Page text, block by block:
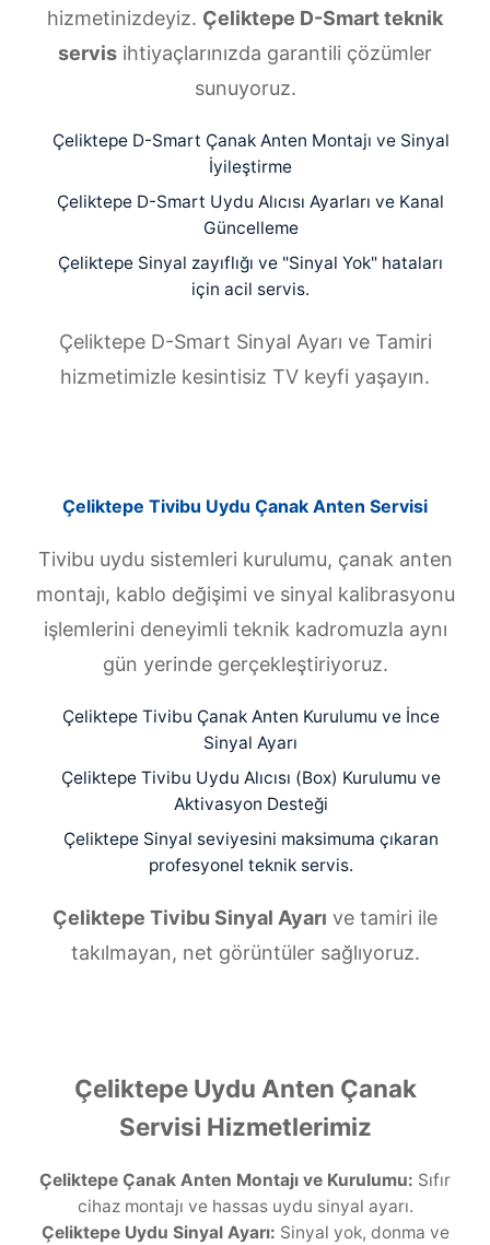
hizmetinizdeyiz. Çeliktepe D-Smart teknik
servis ihtiyaçlarınızda garantili çözümler
sunuyoruz.
Çeliktepe D-Smart Çanak Anten Montajı ve Sinyal
İyileştirme
Çeliktepe D-Smart Uydu Alıcısı Ayarları ve Kanal
Güncelleme
Çeliktepe Sinyal zayıflığı ve "Sinyal Yok" hataları
için acil servis.
Çeliktepe D-Smart Sinyal Ayarı ve Tamiri
hizmetimizle kesintisiz TV keyfi yaşayın.
Çeliktepe Tivibu Uydu Çanak Anten Servisi
Tivibu uydu sistemleri kurulumu, çanak anten
montajı, kablo değişimi ve sinyal kalibrasyonu
işlemlerini deneyimli teknik kadromuzla aynı
gün yerinde gerçekleştiriyoruz.
Çeliktepe Tivibu Çanak Anten Kurulumu ve İnce
Sinyal Ayarı
Çeliktepe Tivibu Uydu Alıcısı (Box) Kurulumu ve
Aktivasyon Desteği
Çeliktepe Sinyal seviyesini maksimuma çıkaran
profesyonel teknik servis.
Çeliktepe Tivibu Sinyal Ayarı ve tamiri ile
takılmayan, net görüntüler sağlıyoruz.
Çeliktepe Uydu Anten Çanak
Servisi Hizmetlerimiz
Çeliktepe Çanak Anten Montajı ve Kurulumu: Sıfır
cihaz montajı ve hassas uydu sinyal ayarı.
Çeliktepe Uydu Sinyal Ayarı: Sinyal yok, donma ve